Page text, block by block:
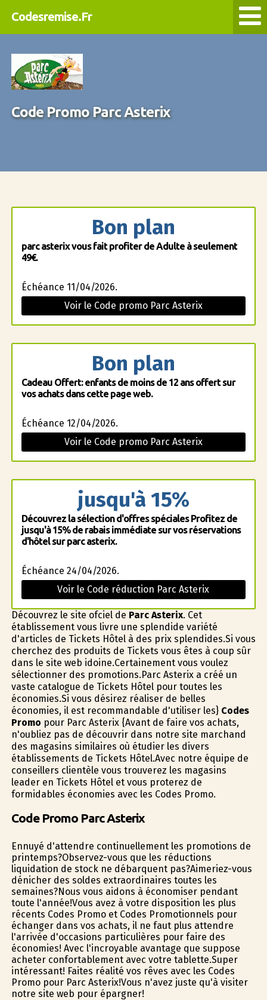
Codesremise.Fr
Code Promo Parc Asterix
Bon plan
parc asterix vous fait profiter de Adulte à seulement
49€.
Échéance 11/04/2026.
Voir le Code promo Parc Asterix
Bon plan
Cadeau Offert: enfants de moins de 12 ans offert sur
vos achats dans cette page web.
Échéance 12/04/2026.
Voir le Code promo Parc Asterix
jusqu'à 15%
Découvrez la sélection d'offres spéciales Profitez de
jusqu'à 15% de rabais immédiate sur vos réservations
d'hôtel sur parc asterix.
Échéance 24/04/2026.
Voir le Code réduction Parc Asterix
Découvrez le site officiel de Parc Asterix. Cet
établissement vous livre une splendide variété
d'articles de Tickets Hôtel à des prix splendides.Si vous
cherchez des produits de Tickets vous êtes à coup sûr
dans le site web idoine.Certainement vous voulez
sélectionner des promotions.Parc Asterix a créé un
vaste catalogue de Tickets Hôtel pour toutes les
économies.Si vous désirez réaliser de belles
économies, il est recommandable d'utiliser les} Codes
Promo pour Parc Asterix {Avant de faire vos achats,
n'oubliez pas de découvrir dans notre site marchand
des magasins similaires où étudier les divers
établissements de Tickets Hôtel.Avec notre équipe de
conseillers clientèle vous trouverez les magasins
leader en Tickets Hôtel et vous profiterez de
formidables économies avec les Codes Promo.
Code Promo Parc Asterix
Ennuyé d'attendre continuellement les promotions de
printemps?Observez-vous que les réductions
liquidation de stock ne débarquent pas?Aimeriez-vous
dénicher des soldes extraordinaires toutes les
semaines?Nous vous aidons à économiser pendant
toute l'année!Vous avez à votre disposition les plus
récents Codes Promo et Codes Promotionnels pour
échanger dans vos achats, il ne faut plus attendre
l'arrivée d'occasions particulières pour faire des
économies! Avec l'incroyable avantage que suppose
acheter confortablement avec votre tablette.Super
intéressant! Faites réalité vos rêves avec les Codes
Promo pour Parc Asterix!Vous n'avez juste qu'à visiter
notre site web pour épargner!